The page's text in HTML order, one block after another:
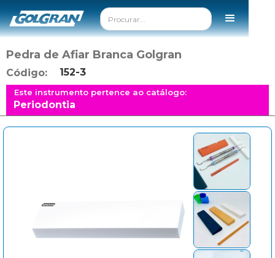
Pedra de Afiar Branca Golgran
Código: 152-3
Este instrumento pertence ao catálogo:
Periodontia